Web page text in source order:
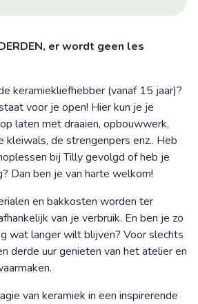
er wordt geen les
keramiekliefhebber (vanaf 15 jaar)?
voor je open! Hier kun je je
laten met draaien, opbouwwerk,
kleiwals, de strengenpers enz.. Heb
bij Tilly gevolgd of heb je
Dan ben je van harte welkom!
en bakkosten worden ter
van je verbruik. En ben je zo
wat langer wilt blijven? Voor slechts
derde uur genieten van het atelier en
van keramiek in een inspirerende